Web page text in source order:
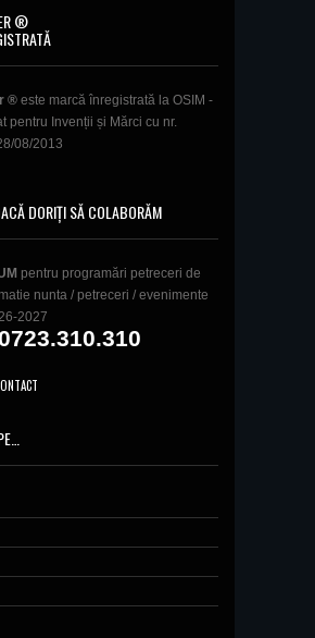
®
® este marcă înregistrată la OSIM -
pentru Invenții și Mărci cu nr.
08/2013
DORIȚI SĂ COLABORĂM
pentru programări petreceri de
nunta / petreceri / evenimente
2027